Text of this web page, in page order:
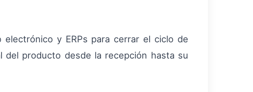
y ERPs para cerrar el ciclo de
del producto desde la recepción hasta su